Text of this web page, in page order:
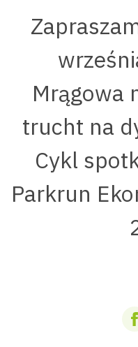
Mrągowa
trucht na
Cykl
Parkrun